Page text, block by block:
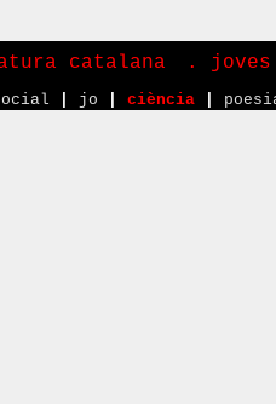
catalana .
jo ciència